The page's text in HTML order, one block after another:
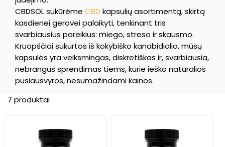
CBDSOL sukūrėme CBD kapsulių asortimentą, skirtą
kasdienei gerovei palaikyti, tenkinant tris
svarbiausius poreikius: miego, streso ir skausmo.
Kruopščiai sukurtos iš kokybiško kanabidiolio, mūsų
kapsulės yra veiksmingas, diskretiškas ir, svarbiausia,
nebrangus sprendimas tiems, kurie ieško natūralios
pusiausvyros, nesumažindami kainos.
7 produktai